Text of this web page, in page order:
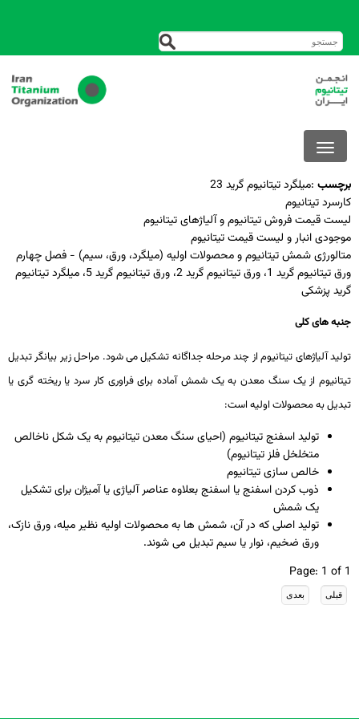
برچسب :میلگرد تیتانیوم گرید 23
کارسرد تیتانیوم
لیست قیمت فروش تیتانیوم و آلیاژهای تیتانیوم
موجودی انبار و لیست قیمت تیتانیوم
متالورژی شمش تیتانیوم و محصولات اولیه (میلگرد، ورق، سیم) - فصل چهارم
ورق تیتانیوم گرید 1، ورق تیتانیوم گرید 2، ورق تیتانیوم گرید 5، میلگرد تیتانیوم
گرید پزشکی
جنبه­ های کلی
تولید آلیاژهای تیتانیوم از چند مرحله­ جداگانه تشکیل می­ شود. مراحل زیر بیان­گر تبدیل
تیتانیوم از یک سنگ­ معدن به یک شمش آماده برای فراوری کار سرد یا ریخته­ گری یا
تبدیل به محصولات اولیه است:
تولید اسفنج تیتانیوم (احیای سنگ­ معدن تیتانیوم به یک شکل ناخالص
متخلخل فلز تیتانیوم)
خالص ­سازی تیتانیوم
ذوب کردن اسفنج یا اسفنج بعلاوه عناصر آلیاژی یا آمیژان برای تشکیل
یک شمش
تولید اصلی که در آن، شمش­ ها به محصولات اولیه نظیر میله، ورق نازک،
ورق ضخیم، نوار یا سیم تبدیل می­ شوند.
Page: 1 of 1